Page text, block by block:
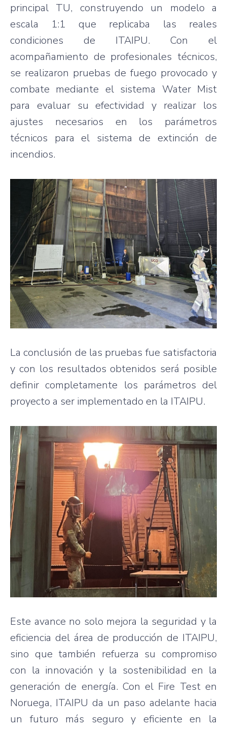
principal TU, construyendo un modelo a
escala 1:1 que replicaba las reales
condiciones de ITAIPU. Con el
acompañamiento de profesionales técnicos,
se realizaron pruebas de fuego provocado y
combate mediante el sistema Water Mist
para evaluar su efectividad y realizar los
ajustes necesarios en los parámetros
técnicos para el sistema de extinción de
incendios.
La conclusión de las pruebas fue satisfactoria
y con los resultados obtenidos será posible
definir completamente los parámetros del
proyecto a ser implementado en la ITAIPU.
Este avance no solo mejora la seguridad y la
eficiencia del área de producción de ITAIPU,
sino que también refuerza su compromiso
con la innovación y la sostenibilidad en la
generación de energía. Con el Fire Test en
Noruega, ITAIPU da un paso adelante hacia
un futuro más seguro y eficiente en la